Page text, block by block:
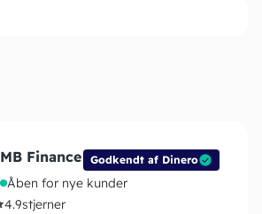
Godkendt af Dinero
MB Finance
Åben for nye kunder
4.9stjerner